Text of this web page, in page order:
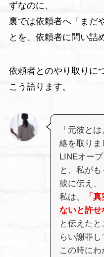
ずなのに、
裏では依頼者へ「まだ
とを、依頼者に問い詰
依頼者とのやり取りに
こう語ります。
「元彼と
絡を取りま
LINEオー
と、私が
彼に伝え、
私は、
「
ないと許せ
と伝えた
らい謝罪し
この時に